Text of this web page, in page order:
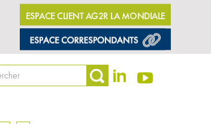
ESPACE CLIENT AG2R LA MONDIALE